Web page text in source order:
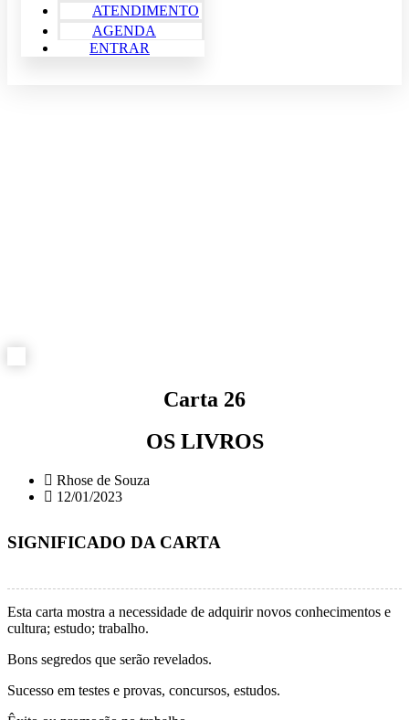
ATENDIMENTO
AGENDA
ENTRAR
Carta 26
OS LIVROS
Rhose de Souza
12/01/2023
SIGNIFICADO DA CARTA
Esta carta mostra a necessidade de adquirir novos conhecimentos e
cultura; estudo; trabalho.
Bons segredos que serão revelados.
Sucesso em testes e provas, concursos, estudos.